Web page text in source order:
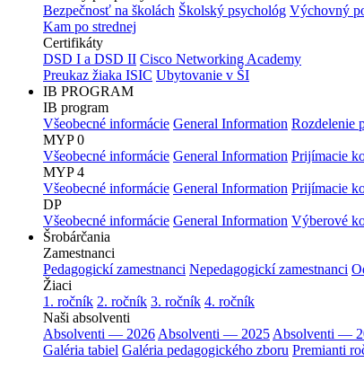
Bezpečnosť na školách Školský psychológ Výchovný
Kam po strednej
Certifikáty
DSD I a DSD II Cisco Networking Academy
Preukaz žiaka ISIC Ubytovanie v ŠI
IB PROGRAM
IB program
Všeobecné informácie General Information Rozdelenie
MYP 0
Všeobecné informácie General Information Prijímacie
MYP 4
Všeobecné informácie General Information Prijímacie
DP
Všeobecné informácie General Information Výberové
Šrobárčania
Zamestnanci
Pedagogickí zamestnanci Nepedagogickí zamestnanci
Žiaci
1. ročník 2. ročník 3. ročník 4. ročník
Naši absolventi
Absolventi — 2026 Absolventi — 2025 Absolventi —
Galéria tabiel Galéria pedagogického zboru Premianti